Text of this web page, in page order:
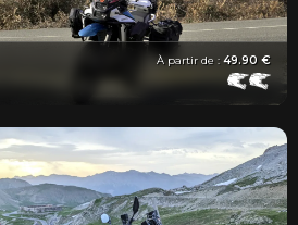
À partir de : 49.90 €